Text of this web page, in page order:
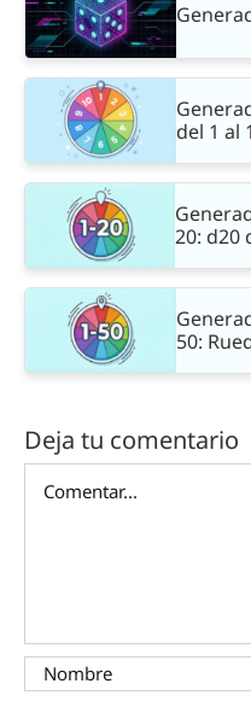
del 1 al
20: d20
50:
Deja tu comentario